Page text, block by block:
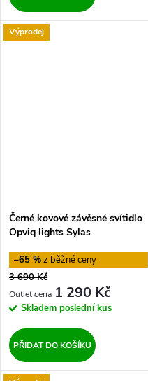
Výprodej
Černé kovové závěsné svítidlo
Opviq lights Sylas
–65 %
3 690 Kč
1 290 Kč
Skladem poslední kus
PŘIDAT DO KOŠÍKU